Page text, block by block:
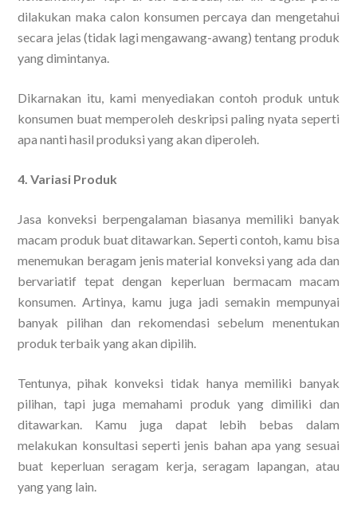
dilakukan maka calon konsumen percaya dan mengetahui
secara jelas (tidak lagi mengawang-awang) tentang produk
yang dimintanya.
Dikarnakan itu, kami menyediakan contoh produk untuk
konsumen buat memperoleh deskripsi paling nyata seperti
apa nanti hasil produksi yang akan diperoleh.
4. Variasi Produk
Jasa konveksi berpengalaman biasanya memiliki banyak
macam produk buat ditawarkan. Seperti contoh, kamu bisa
menemukan beragam jenis material konveksi yang ada dan
bervariatif tepat dengan keperluan bermacam macam
konsumen. Artinya, kamu juga jadi semakin mempunyai
banyak pilihan dan rekomendasi sebelum menentukan
produk terbaik yang akan dipilih.
Tentunya, pihak konveksi tidak hanya memiliki banyak
pilihan, tapi juga memahami produk yang dimiliki dan
ditawarkan. Kamu juga dapat lebih bebas dalam
melakukan konsultasi seperti jenis bahan apa yang sesuai
buat keperluan seragam kerja, seragam lapangan, atau
yang yang lain.